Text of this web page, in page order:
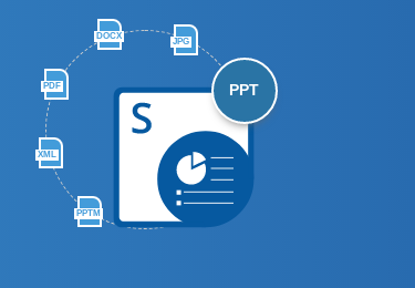
DOCX
JPG
PDF
XML
PPTM
PPT